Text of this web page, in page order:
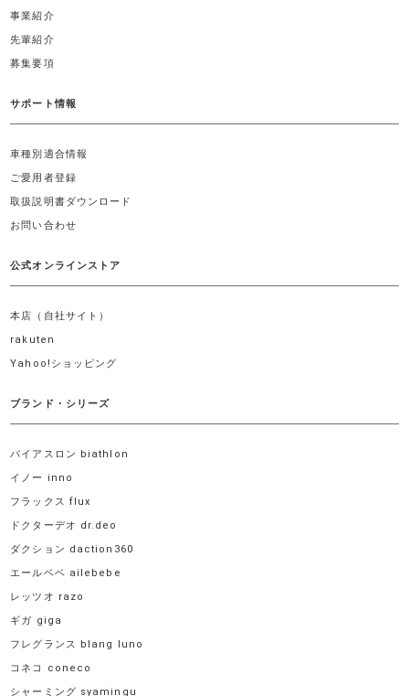
事業紹介
先輩紹介
募集要項
サポート情報
車種別適合情報
ご愛用者登録
取扱説明書ダウンロード
お問い合わせ
公式オンラインストア
本店（自社サイト）
rakuten
Yahoo!ショッピング
ブランド・シリーズ
バイアスロン biathlon
イノー inno
フラックス flux
ドクターデオ dr.deo
ダクション daction360
エールベベ ailebebe
レッツオ razo
ギガ giga
フレグランス blang luno
コネコ coneco
シャーミング syamingu